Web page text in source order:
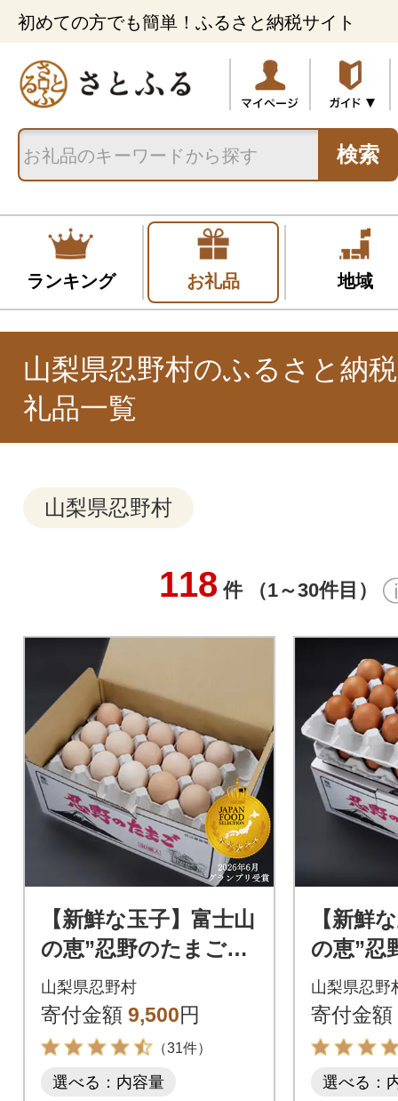
初めての方でも簡単！ふるさと納税サイト
検索
ランキング お礼品 地域
山梨県忍野村のふるさと納
礼品一覧
山梨県忍野村
118 件 （1～30件目）
【新鮮な玉子】富士山
の恵”忍野のたまご”‐
うま味のピンク玉‐30
個入
山梨県忍野村
寄付金額 9,500円
（31件）
選べる：内容量
【新鮮
の恵”忍
コクの
山梨県忍野
寄付金額
選べる：